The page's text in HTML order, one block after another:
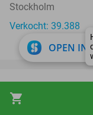
shopping_cart
Stockholm
Verkocht: 39.388
Overnachting
kasteelhotel
OPEN IN